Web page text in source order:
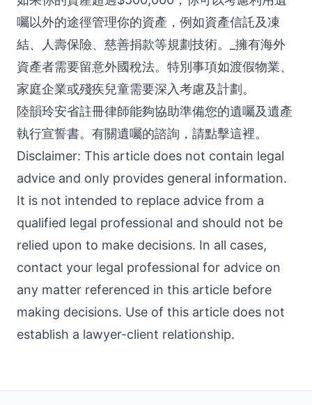
囑以外的途徑管理你的資產，例如資產信託及凍
結、人壽保險、慈善捐款等規劃技術。_擁有海外
資產者需要留意外國稅法。特別事項如渡假物業、
家庭企業或殘疾兒童需要深入考慮及計劃。
陸韻玲安省註冊律師能夠協助準備您的遺囑及遺產
執行宣誓書。有關遺囑的諮詢，請點擊這裡。
Disclaimer: This article does not contain legal
advice and only provides general information.
It is not intended to replace advice from a
qualified legal professional and should not be
relied upon to make decisions. In all cases,
contact your legal professional for advice on
any matter referenced in this article before
making decisions. Use of this article does not
establish a lawyer-client relationship.